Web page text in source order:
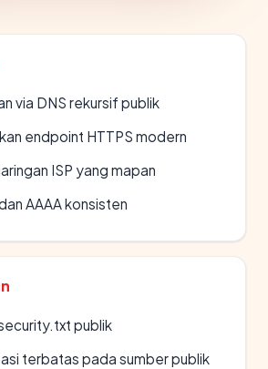
via DNS rekursif publik
endpoint HTTPS modern
ISP yang mapan
AAAA konsisten
publik
terbatas pada sumber publik